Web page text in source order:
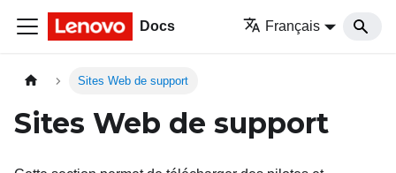
Docs Français
Sites Web de support
Sites Web de support